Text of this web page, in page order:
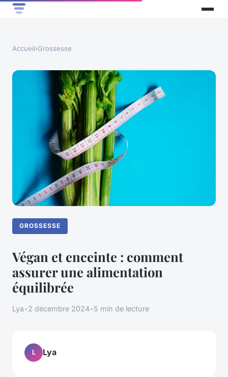
Accueil›Grossesse
GROSSESSE
Végan et enceinte : comment
assurer une alimentation
équilibrée
Lya•2 décembre 2024•5 min de lecture
L Lya